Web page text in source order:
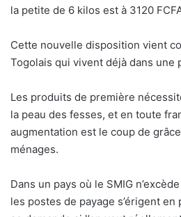
la petite de 6 kilos est à 3120
Cette nouvelle disposition vient
Togolais qui vivent déjà dans une
Les produits de première
la peau des fesses, et en toute
augmentation est le coup de
ménages.
Dans un pays où le SMIG
les postes de payage s’érigent